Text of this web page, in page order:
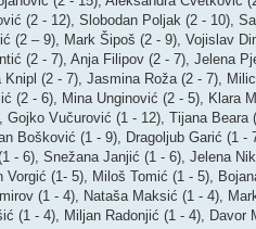
(2 - 12), Slobodan Poljak (2 - 10),
(2 – 9), Mark Šipoš (2 - 9), Vojislav
(2 - 7), Anja Filipov (2 - 7), Jelena
Knipl (2 - 7), Jasmina Roža (2 - 7),
(2 - 6), Mina Unginović (2 - 5), Klara
Gojko Vučurović (1 - 12), Tijana
Bošković (1 - 9), Dragoljub Garić (1
- 6), Snežana Janjić (1 - 6), Jelena
Vorgić (1- 5), Miloš Tomić (1 - 5),
(1 - 4), Nataša Maksić (1 - 4),
(1 - 4), Miljan Radonjić (1 - 4),